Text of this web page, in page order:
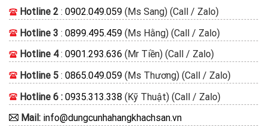
Hotline 2 : 0902.049.059 (Ms Sang) (Call / Zalo)
Hotline 3 : 0899.495.459 (Ms Hằng) (Call / Zalo)
Hotline 4: 0901.293.636 (Mr Tiền) (Call / Zalo)
Hotline 5 : 0865.049.059 (Ms Thương) (Call / Zalo)
Hotline 6 : 0935.313.338 (Kỹ Thuật) (Call / Zalo)
Mail: info@dungcunhahangkhachsan.vn